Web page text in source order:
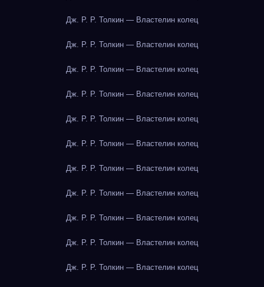
Дж. Р. Р. Толкин — Властелин колец
Дж. Р. Р. Толкин — Властелин колец
Дж. Р. Р. Толкин — Властелин колец
Дж. Р. Р. Толкин — Властелин колец
Дж. Р. Р. Толкин — Властелин колец
Дж. Р. Р. Толкин — Властелин колец
Дж. Р. Р. Толкин — Властелин колец
Дж. Р. Р. Толкин — Властелин колец
Дж. Р. Р. Толкин — Властелин колец
Дж. Р. Р. Толкин — Властелин колец
Дж. Р. Р. Толкин — Властелин колец